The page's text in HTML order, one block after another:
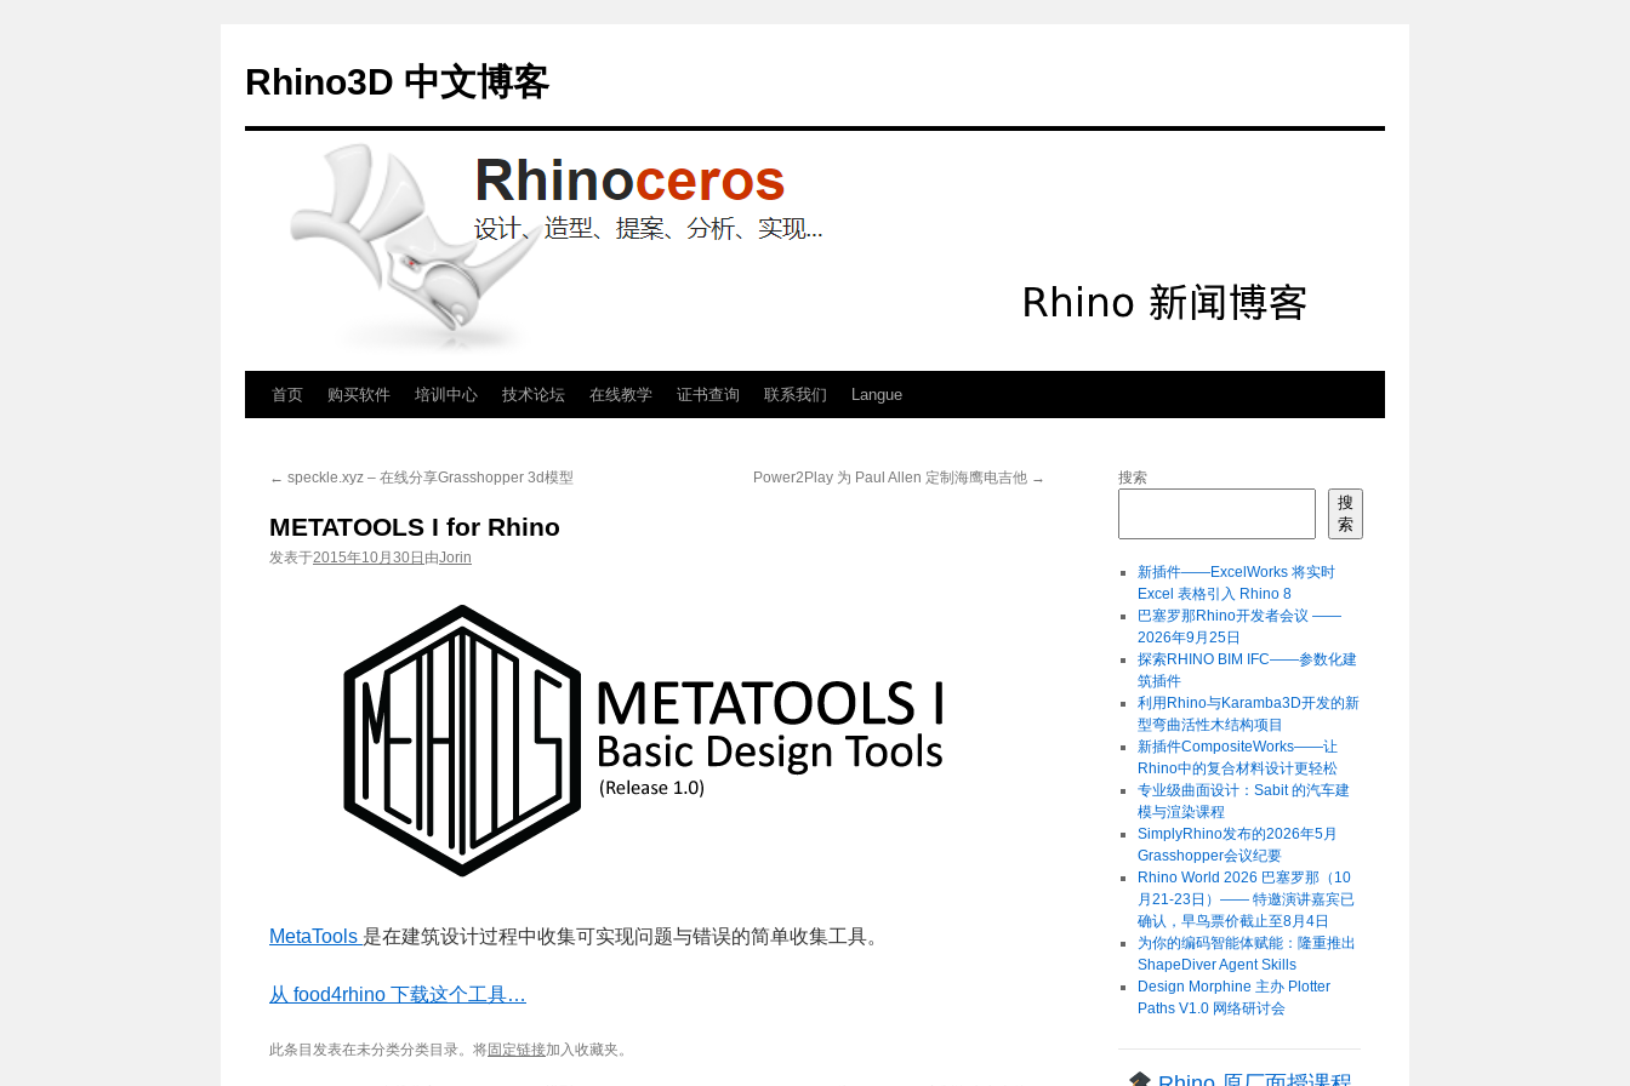
Rhino3D 中文博客
首页 购买软件 培训中心 技术论坛 在线教学 证书查询 联系我们 Langue
← speckle.xyz – 在线分享Grasshopper 3d模型 Power2Play 为 Paul Allen 定制海鹰电吉他 →
METATOOLS I for Rhino
发表于2015年10月30日 由Jorin
MetaTools 是在建筑设计过程中收集可实现问题与错误的简单收集工具。
从 food4rhino 下载这个工具…
此条目发表在未分类分类目录。将固定链接加入收藏夹。
搜索
搜
索
新插件——ExcelWorks 将实时
Excel 表格引入 Rhino 8
巴塞罗那Rhino开发者会议 ——
2026年9月25日
探索RHINO BIM IFC——参数化建
筑插件
利用Rhino与Karamba3D开发的新
型弯曲活性木结构项目
新插件CompositeWorks——让
Rhino中的复合材料设计更轻松
专业级曲面设计：Sabit 的汽车建
模与渲染课程
SimplyRhino发布的2026年5月
Grasshopper会议纪要
Rhino World 2026 巴塞罗那（10
月21-23日）—— 特邀演讲嘉宾已
确认，早鸟票价截止至8月4日
为你的编码智能体赋能：隆重推出
ShapeDiver Agent Skills
Design Morphine 主办 Plotter
Paths V1.0 网络研讨会